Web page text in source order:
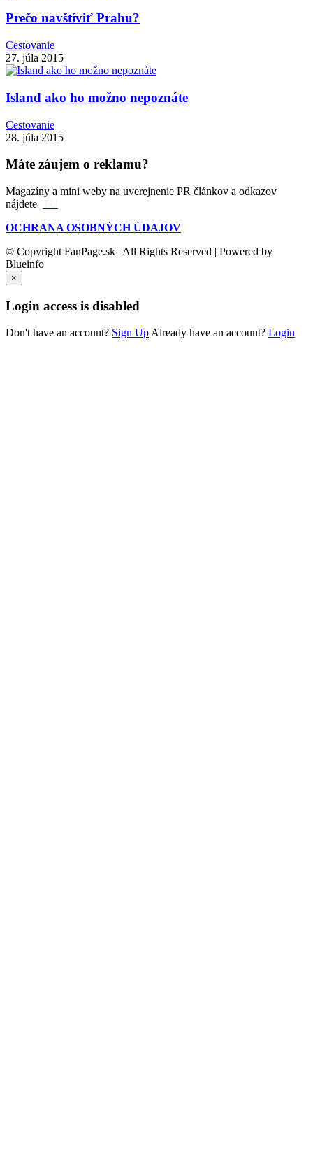
Prečo navštíviť Prahu?
Cestovanie
27. júla 2015
Island ako ho možno nepoznáte
Cestovanie
28. júla 2015
Máte záujem o reklamu?
Magazíny a mini weby na uverejnenie PR článkov a odkazov
nájdete
OCHRANA OSOBNÝCH ÚDAJOV
© Copyright FanPage.sk | All Rights Reserved | Powered by
Blueinfo
×
Login access is disabled
Don't have an account? Sign UpAlready have an account? Login